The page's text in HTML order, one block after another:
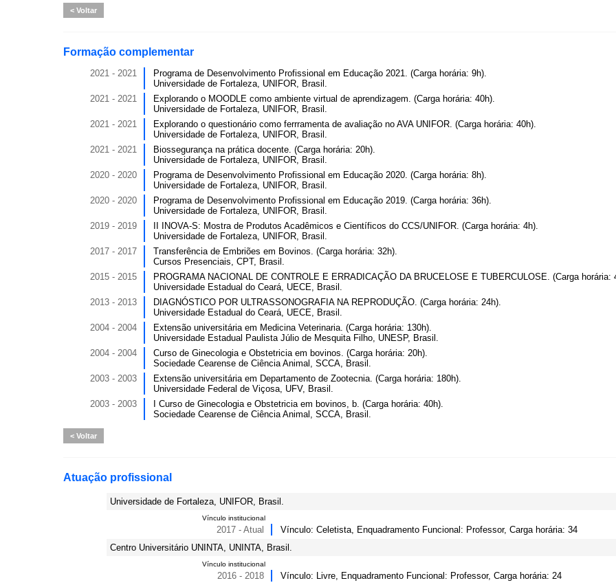
Voltar
Formação complementar
2021 - 2021
Programa de Desenvolvimento Profissional em Educação 2021. (Carga horária: 9h).
Universidade de Fortaleza, UNIFOR, Brasil.
2021 - 2021
Explorando o MOODLE como ambiente virtual de aprendizagem. (Carga horária: 40h).
Universidade de Fortaleza, UNIFOR, Brasil.
2021 - 2021
Explorando o questionário como ferrramenta de avaliação no AVA UNIFOR. (Carga horária: 40h).
Universidade de Fortaleza, UNIFOR, Brasil.
2021 - 2021
Biossegurança na prática docente. (Carga horária: 20h).
Universidade de Fortaleza, UNIFOR, Brasil.
2020 - 2020
Programa de Desenvolvimento Profissional em Educação 2020. (Carga horária: 8h).
Universidade de Fortaleza, UNIFOR, Brasil.
2020 - 2020
Programa de Desenvolvimento Profissional em Educação 2019. (Carga horária: 36h).
Universidade de Fortaleza, UNIFOR, Brasil.
2019 - 2019
II INOVA-S: Mostra de Produtos Acadêmicos e Científicos do CCS/UNIFOR. (Carga horária: 4h).
Universidade de Fortaleza, UNIFOR, Brasil.
2017 - 2017
Transferência de Embriões em Bovinos. (Carga horária: 32h).
Cursos Presenciais, CPT, Brasil.
2015 - 2015
PROGRAMA NACIONAL DE CONTROLE E ERRADICAÇÃO DA BRUCELOSE E TUBERCULOSE. (Carga horária:
Universidade Estadual do Ceará, UECE, Brasil.
2013 - 2013
DIAGNÓSTICO POR ULTRASSONOGRAFIA NA REPRODUÇÃO. (Carga horária: 24h).
Universidade Estadual do Ceará, UECE, Brasil.
2004 - 2004
Extensão universitária em Medicina Veterinaria. (Carga horária: 130h).
Universidade Estadual Paulista Júlio de Mesquita Filho, UNESP, Brasil.
2004 - 2004
Curso de Ginecologia e Obstetricia em bovinos. (Carga horária: 20h).
Sociedade Cearense de Ciência Animal, SCCA, Brasil.
2003 - 2003
Extensão universitária em Departamento de Zootecnia. (Carga horária: 180h).
Universidade Federal de Viçosa, UFV, Brasil.
2003 - 2003
I Curso de Ginecologia e Obstetricia em bovinos, b. (Carga horária: 40h).
Sociedade Cearense de Ciência Animal, SCCA, Brasil.
Voltar
Atuação profissional
Universidade de Fortaleza, UNIFOR, Brasil.
Vínculo institucional
2017 - Atual
Vínculo: Celetista, Enquadramento Funcional: Professor, Carga horária: 34
Centro Universitário UNINTA, UNINTA, Brasil.
Vínculo institucional
2016 - 2018 Vínculo: Livre, Enquadramento Funcional: Professor, Carga horária: 24